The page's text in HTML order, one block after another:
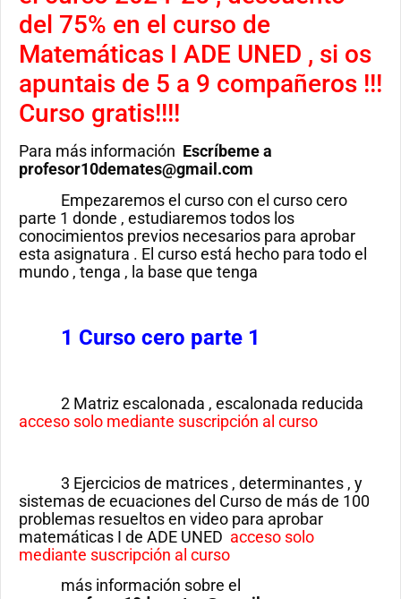
del 75% en el curso de
Matemáticas I ADE UNED , si os
apuntais de 5 a 9 compañeros !!!
Curso gratis!!!!
Para más información Escríbeme a
profesor10demates@gmail.com
Empezaremos el curso con el curso cero
parte 1 donde , estudiaremos todos los
conocimientos previos necesarios para aprobar
esta asignatura . El curso está hecho para todo el
mundo , tenga , la base que tenga
1 Curso cero parte 1
2 Matriz escalonada , escalonada reducida
acceso solo mediante suscripción al curso
3 Ejercicios de matrices , determinantes , y
sistemas de ecuaciones del Curso de más de 100
problemas resueltos en video para aprobar
matemáticas I de ADE UNED acceso solo
mediante suscripción al curso
más información sobre el